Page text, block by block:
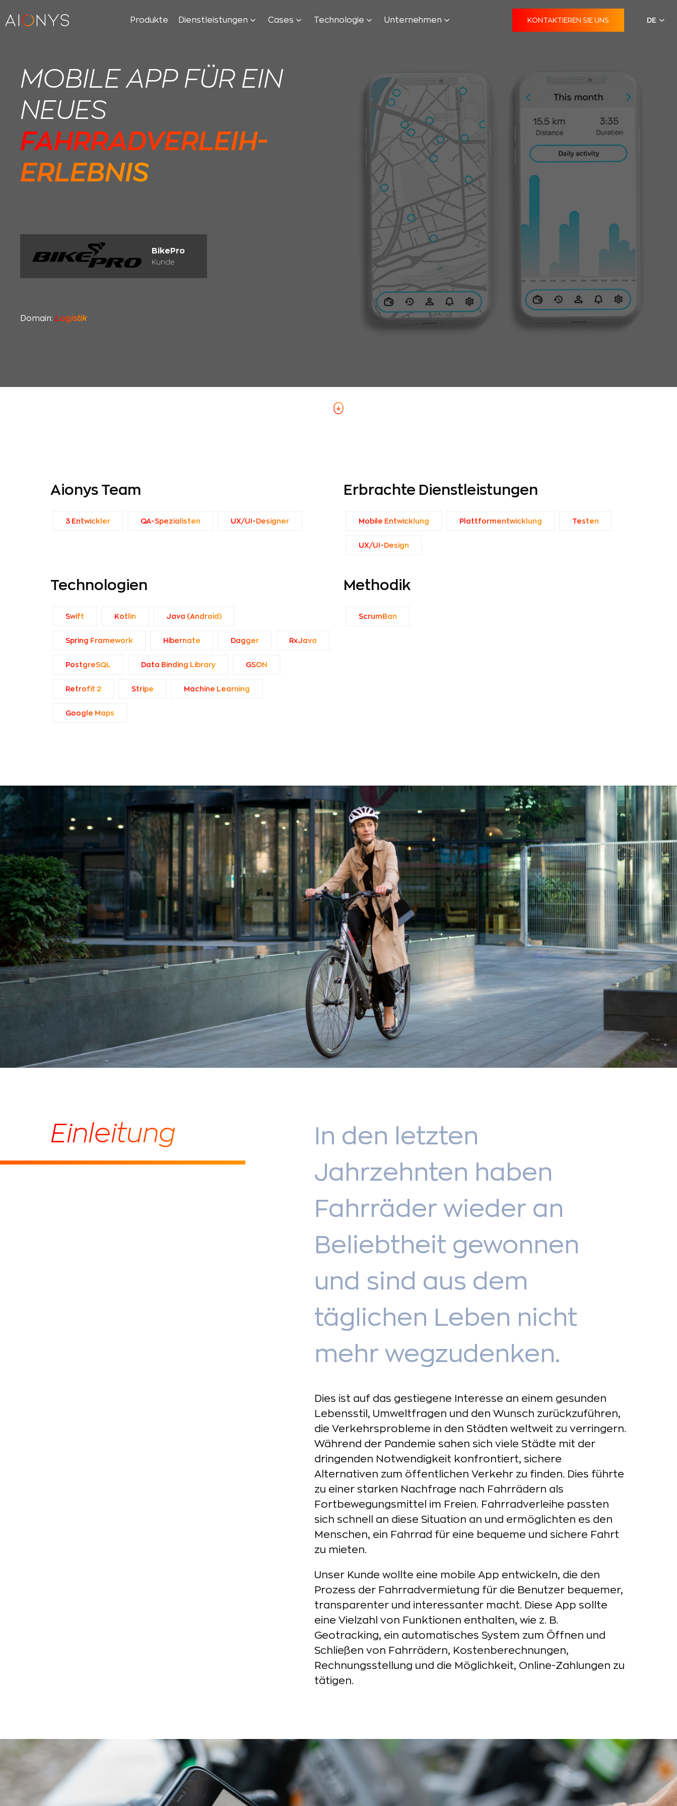
Produkte Dienstleistungen Cases Technologie Unternehmen KONTAKTIEREN SIE UNS DE
MOBILE APP FÜR EIN
NEUES
FAHRRADVERLEIH-
ERLEBNIS
BikePro
Kunde
Domain: Logistik
Aionys Team
3 Entwickler QA-Spezialisten UX/UI-Designer
Erbrachte Dienstleistungen
Mobile Entwicklung Plattformentwicklung Testen
UX/UI-Design
Technologien
Swift Kotlin Java (Android)
Spring Framework Hibernate Dagger RxJava
PostgreSQL Data Binding Library GSON
Retrofit 2 Stripe Machine Learning
Google Maps
Methodik
ScrumBan
Einleitung
In den letzten
Jahrzehnten haben
Fahrräder wieder an
Beliebtheit gewonnen
und sind aus dem
täglichen Leben nicht
mehr wegzudenken.
Dies ist auf das gestiegene Interesse an einem gesunden
Lebensstil, Umweltfragen und den Wunsch zurückzuführen,
die Verkehrsprobleme in den Städten weltweit zu verringern.
Während der Pandemie sahen sich viele Städte mit der
dringenden Notwendigkeit konfrontiert, sichere
Alternativen zum öffentlichen Verkehr zu finden. Dies führte
zu einer starken Nachfrage nach Fahrrädern als
Fortbewegungsmittel im Freien. Fahrradverleihe passten
sich schnell an diese Situation an und ermöglichten es den
Menschen, ein Fahrrad für eine bequeme und sichere Fahrt
zu mieten.
Unser Kunde wollte eine mobile App entwickeln, die den
Prozess der Fahrradvermietung für die Benutzer bequemer,
transparenter und interessanter macht. Diese App sollte
eine Vielzahl von Funktionen enthalten, wie z. B.
Geotracking, ein automatisches System zum Öffnen und
Schließen von Fahrrädern, Kostenberechnungen,
Rechnungsstellung und die Möglichkeit, Online-Zahlungen zu
tätigen.